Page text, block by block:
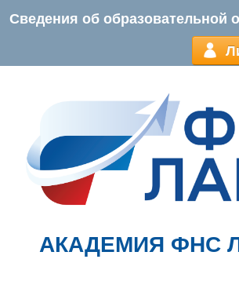
Сведения об образовательной
АКАДЕМИЯ ФНС